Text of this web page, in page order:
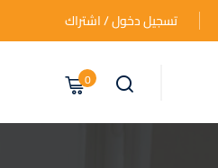
تسجيل دخول / اشتراك
0